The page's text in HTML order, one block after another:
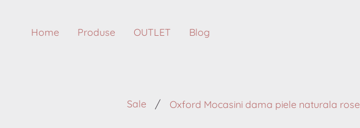
Home Produse OUTLET Blog
Sale / Oxford Mocasini dama piele naturala rose